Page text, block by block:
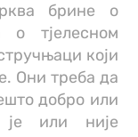
брине о
тјелесном
који
Они треба да
добро или
или није